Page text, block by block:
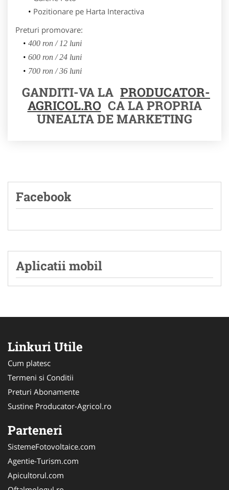
Pozitionare pe Harta Interactiva
Preturi promovare:
400 ron / 12 luni
600 ron / 24 luni
700 ron / 36 luni
GANDITI-VA LA PRODUCATOR-
AGRICOL.RO CA LA PROPRIA
UNEALTA DE MARKETING
Facebook
Aplicatii mobil
Linkuri Utile
Cum platesc
Termeni si Conditii
Preturi Abonamente
Sustine Producator-Agricol.ro
Parteneri
SistemeFotovoltaice.com
Agentie-Turism.com
Apicultorul.com